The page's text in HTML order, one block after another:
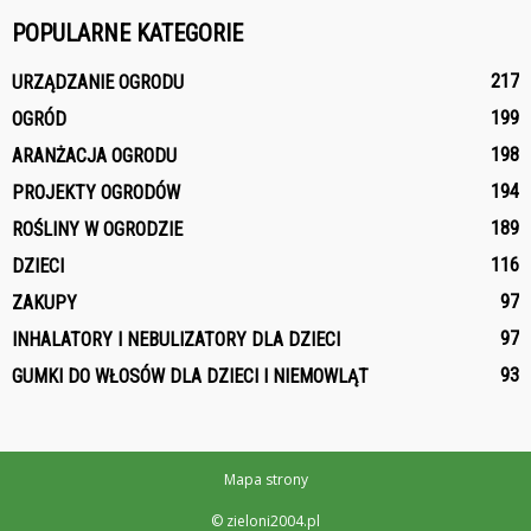
POPULARNE KATEGORIE
URZĄDZANIE OGRODU
217
OGRÓD
199
ARANŻACJA OGRODU
198
PROJEKTY OGRODÓW
194
ROŚLINY W OGRODZIE
189
DZIECI
116
ZAKUPY
97
INHALATORY I NEBULIZATORY DLA DZIECI
97
GUMKI DO WŁOSÓW DLA DZIECI I NIEMOWLĄT
93
Mapa strony
© zieloni2004.pl